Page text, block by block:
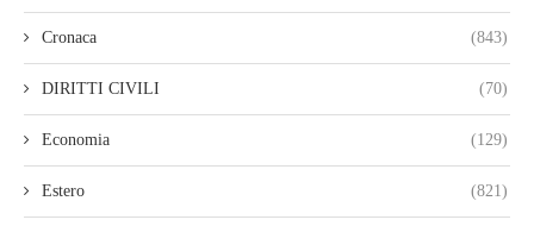
Cronaca (843)
DIRITTI CIVILI (70)
Economia (129)
Estero (821)